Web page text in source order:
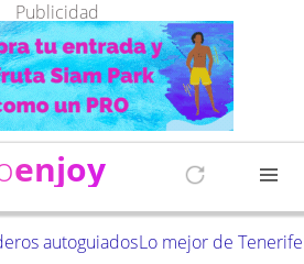
Publicidad
enjoy
autoguiadosLo mejor de Tenerife